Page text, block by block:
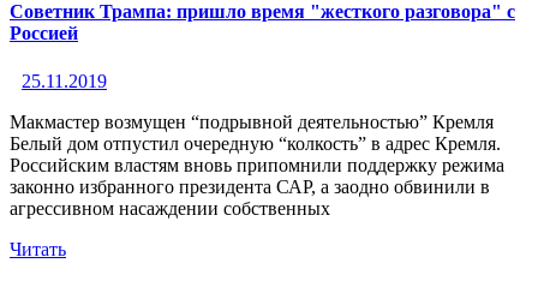
Советник Трампа: пришло время "жесткого разговора" с
Россией
25.11.2019
Макмастер возмущен “подрывной деятельностью” Кремля
Белый дом отпустил очередную “колкость” в адрес Кремля.
Российским властям вновь припомнили поддержку режима
законно избранного президента САР, а заодно обвинили в
агрессивном насаждении собственных
Читать